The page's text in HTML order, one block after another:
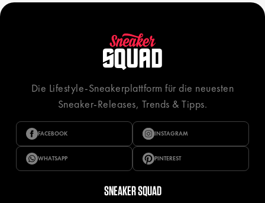
Die Lifestyle-Sneakerplattform für die neuesten
Sneaker-Releases, Trends & Tipps.
FACEBOOK INSTAGRAM
WHATSAPP PINTEREST
SNEAKER SQUAD